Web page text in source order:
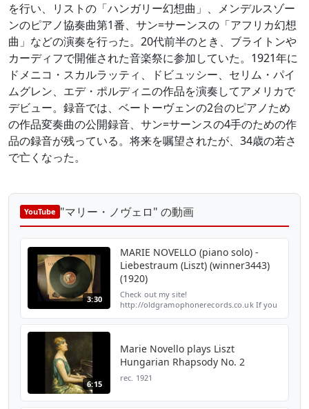
を行い、リストの「ハンガリー幻想曲」、メンデルスゾー
ンのピアノ協奏曲第1番、サン=サーンスの「アフリカ幻想
曲」などの演奏を行った。20代前半のとき、ブライトンや
カーディフで開催された音楽祭に参加していた。1921年に
ドメニコ・スカルラッティ、ドビュッシー、セリム・パイ
ムグレン、エデ・ポルディニの作品を演奏してアメリカで
デビュー。録音では、ベートーヴェンの2台のピアノため
の作品変奏曲の公開録音、サン=サーンスの4手のための作
品の録音が残っている。将来を嘱望されたが、34歳の若さ
で亡くなった。
YouTube "マリー・ノヴェロ" の動画
3:30
MARIE NOVELLO (piano solo) -
Liebestraum (Liszt) (winner3443)
(1920)
Check out my site!
http://oldgramophonerecords.co.uk If you
6:15
Marie Novello plays Liszt
Hungarian Rhapsody No. 2
rec. 1921